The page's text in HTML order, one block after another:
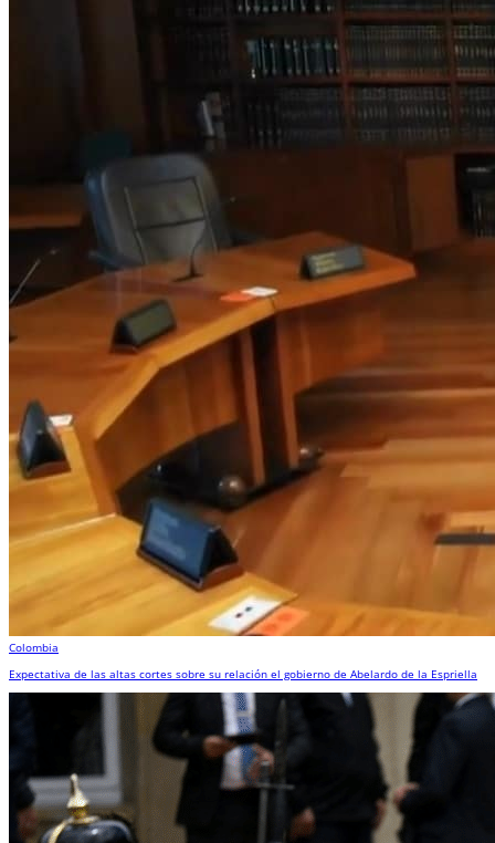
Colombia
Expectativa de las altas cortes sobre su relación el gobierno de Abelardo de la Espriella